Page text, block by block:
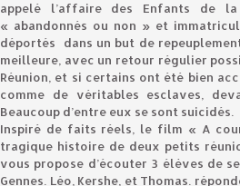
appelé l’affaire des Enfants de la
« abandonnés ou non » et
déportés dans un but de
meilleure, avec un retour régulier
Réunion, et si certains ont été bien
comme de véritables esclaves,
Beaucoup d’entre eux se sont suicidés.
Inspiré de faits réels, le film « A
tragique histoire de deux petits
vous propose d’écouter 3 élèves de
Gennes. Léo, Kershe, et Thomas.